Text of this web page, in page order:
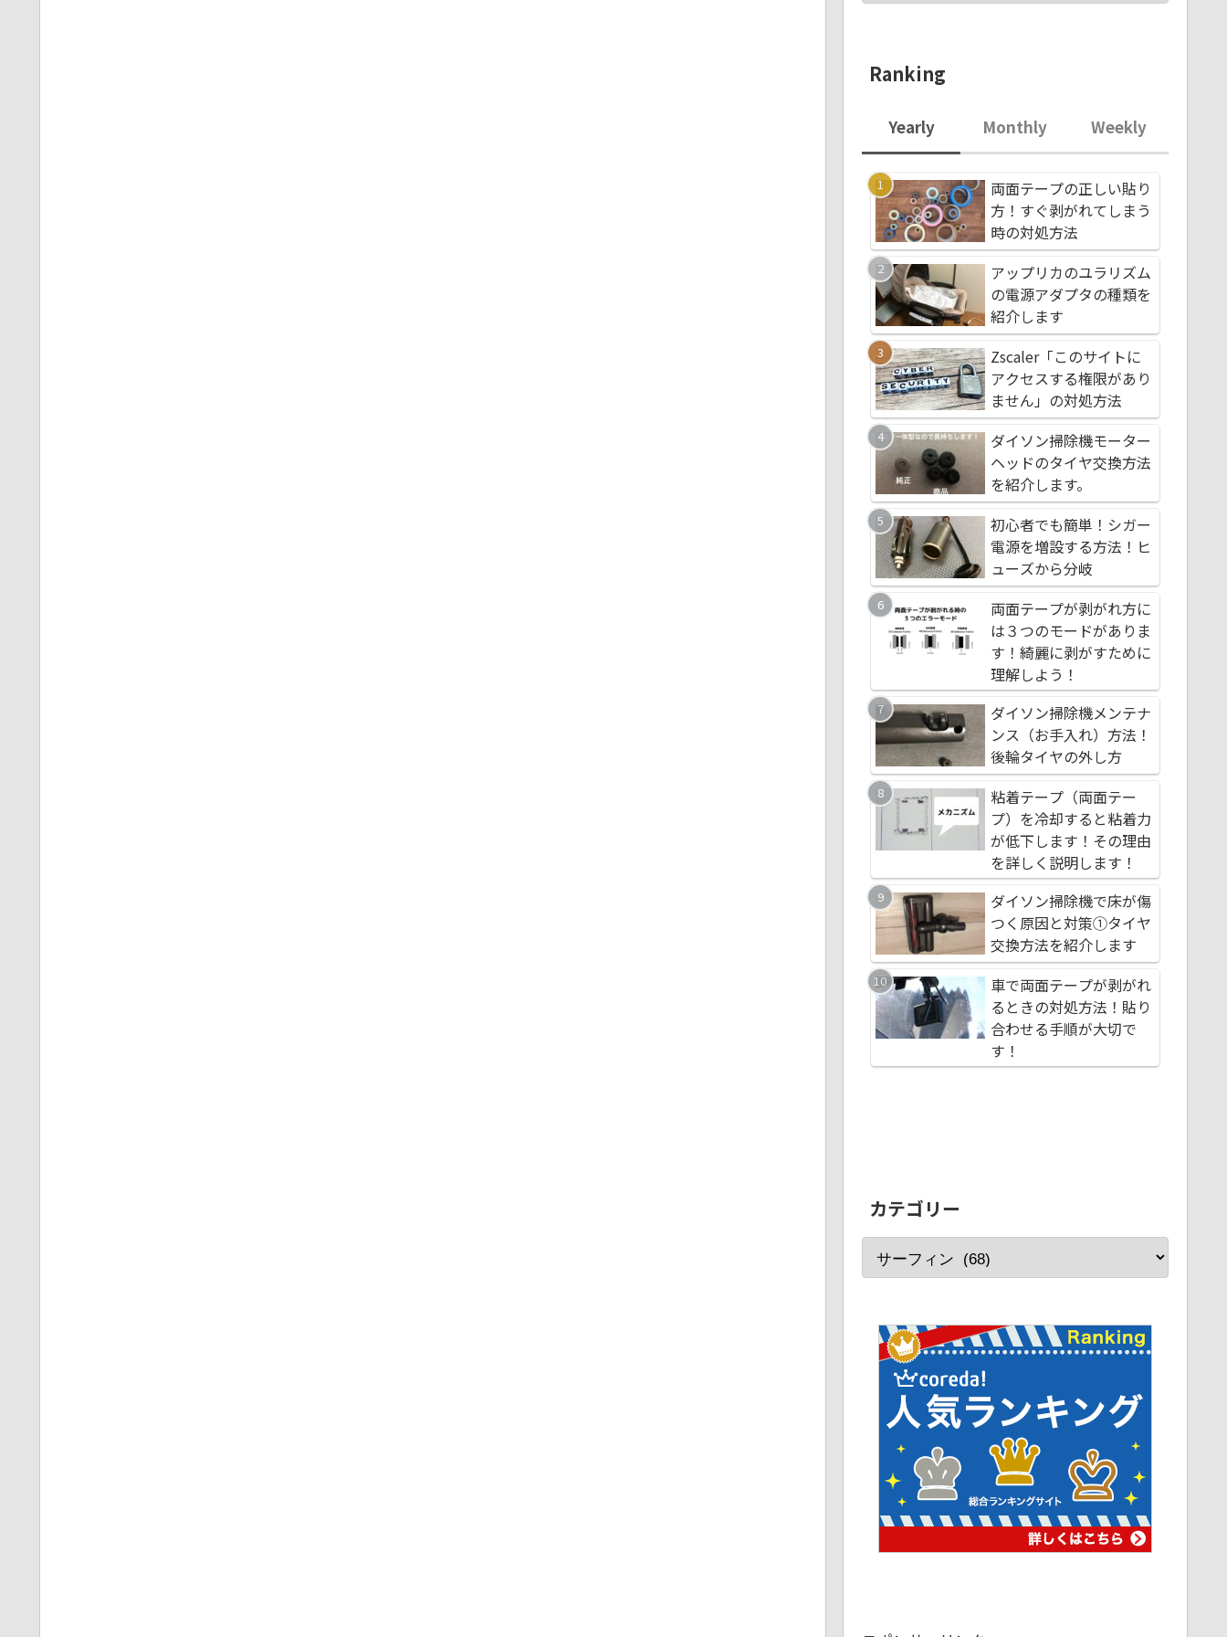
Ranking
Yearly
両面テープの正しい貼り
方！すぐ剥がれてしまう
時の対処方法
アップリカのユラリズム
の電源アダプタの種類を
紹介します
Zscaler「このサイトに
アクセスする権限があり
ません」の対処方法
ダイソン掃除機モーター
ヘッドのタイヤ交換方法
を紹介します。
初心者でも簡単！シガー
電源を増設する方法！ヒ
ューズから分岐
両面テープが剥がれ方に
は３つのモードがありま
す！綺麗に剥がすために
理解しよう！
ダイソン掃除機メンテナ
ンス（お手入れ）方法！
後輪タイヤの外し方
粘着テープ（両面テー
プ）を冷却すると粘着力
が低下します！その理由
を詳しく説明します！
ダイソン掃除機で床が傷
つく原因と対策①タイヤ
交換方法を紹介します
車で両面テープが剥がれ
るときの対処方法！貼り
合わせる手順が大切で
す！
Monthly
Zscaler「このサイト
アクセスする権限が
両面テープの正しい
方！すぐ剥がれてし
アップリカのユラリ
の電源アダプタの種
紹介します
ダイソン掃除機モー
ヘッドのタイヤ交換
初心者でも簡単！シ
電源を増設する方法
ューズから分岐
千葉県長生郡白子町
ーフポイント 剃金
（剃金海水浴場）
ダイソン掃除機メン
ンス（お手入れ）方
後輪タイヤの外し方
九十九里のサーフポ
ト セブンイレブン
九里町粟生店につい
ダイソン掃除機で床
つく原因と対策①タ
交換方法を紹介しま
車で両面テープが剥
るときの対処方法！
合わせる手順が大切
す！
Weekly
Zscaler「このサイト
アクセスする権限が
ダイソン掃除機メン
ンス（お手入れ）方
両面テープの正しい
方！すぐ剥がれてし
時の対処方法
九十九里のサーフポ
ト セブンイレブン
アップリカのユラリ
の電源アダプタの種
紹介します
ダイソン掃除機モー
ヘッドのタイヤ交換
を紹介します。
千葉県長生郡白子町
ーフポイント 剃金
（剃金海水浴場）
車で両面テープが剥
るときの対処方法！
合わせる手順が大切
す！
初心者でも簡単！シ
電源を増設する方法
ューズから分岐
粘着テープ（両面テ
プ）を冷却すると粘
が低下します！その
を詳しく説明します
カテゴリー